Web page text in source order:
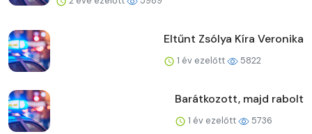
Eltűnt Zsólya Kíra Veronika
1 év ezelőtt 5822
Barátkozott, majd rabolt
1 év ezelőtt 5736